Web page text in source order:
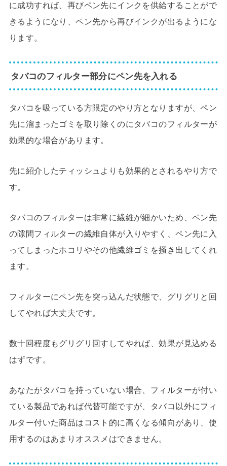
に成功すれば、再びペン先にインクを供給することがで
きるようになり、ペン先から再びインクが出るようにな
ります。
タバコのフィルター部分にペン先を入れる
タバコを吸っている方限定のやり方となりますが、ペン
先に溜まったゴミを取り除くのにタバコのフィルターが
効果的な場合があります。
先に紹介したティッシュよりも効果的とされるやり方で
す。
タバコのフィルターは非常に繊維が細かいため、ペン先
の隙間フィルターの繊維自体が入りやすく、ペン先に入
ってしまったホコリやその他繊維ゴミを掻き出してくれ
ます。
フィルターにペン先を突っ込んだ状態で、グリグリと回
してやれば大丈夫です。
数十回程度もグリグリ回すしてやれば、効果が見込める
はずです。
あなたがタバコを持っていない場合、フィルターが付い
ている製品であれば代替可能ですが、タバコ以外にフィ
ルター付いた商品はコスト的に高くなる傾向があり、使
用するのはあまりオススメはできません。